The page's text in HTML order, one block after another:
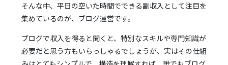
そんな中、平日の空いた時間でできる副収入として注目を
集めているのが、ブログ運営です。
ブログで収入を得ると聞くと、特別なスキルや専門知識が
必要だと思う方もいらっしゃるでしょうが、実はその仕組